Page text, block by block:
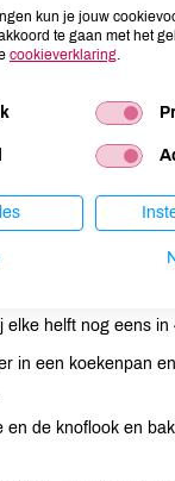
elke helft nog eens in
in een koekenpan
en de knoflook en
kun je jouw
te gaan met het
cookieverklaring